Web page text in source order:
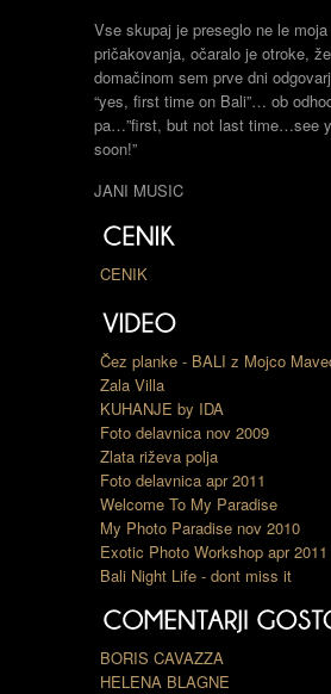
Vse skupaj je preseglo ne le moja
pričakovanja, očaralo je otroke,
domačinom sem prve dni
“yes, first time on Bali”… ob
pa…”first, but not last time…see
soon!”
JANI MUSIC
CENIK
Čez planke - BALI z Mojco
Zala Villa
KUHANJE by IDA
Foto delavnica nov 2009
Zlata riževa polja
Foto delavnica apr 2011
Welcome To My Paradise
My Photo Paradise nov 2010
Exotic Photo Workshop apr 2011
Bali Night Life - dont miss it
BORIS CAVAZZA
HELENA BLAGNE